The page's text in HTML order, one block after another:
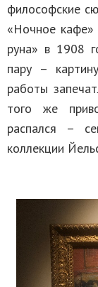
философские
«Ночное кафе»
руна» в 1908
пару –
работы
того же
распался –
коллекции